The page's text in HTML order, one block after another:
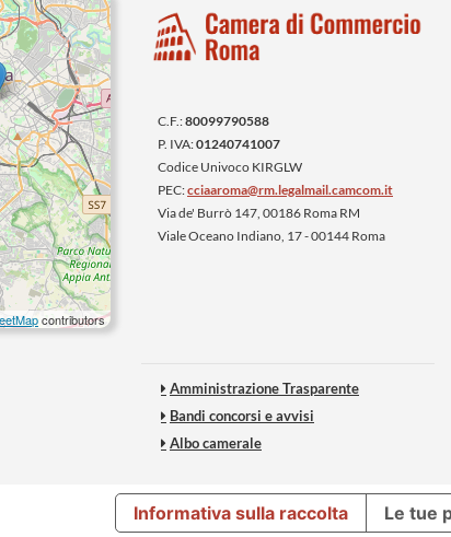
contributors
C.F.:80099790588
P. IVA:01240741007
Codice Univoco KIRGLW
PEC:cciaaroma@rm.legalmail.camcom.it
Via de' Burrò 147, 00186 Roma RM
Viale Oceano Indiano, 17 - 00144 Roma
Amministrazione Trasparente
Bandi concorsi e avvisi
Albo camerale
Informativa sulla raccolta Le tue